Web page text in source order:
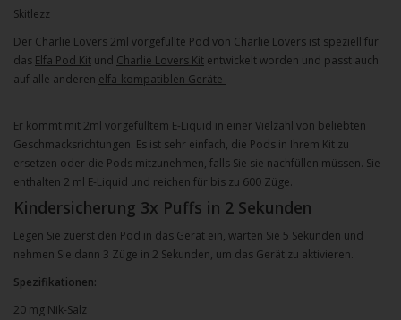
Skitlezz
Der Charlie Lovers 2ml vorgefüllte Pod von Charlie Lovers ist speziell für
das Elfa Pod Kit und Charlie Lovers Kit entwickelt worden und passt auch
auf alle anderen elfa-kompatiblen Geräte
Er kommt mit 2ml vorgefülltem E-Liquid in einer Vielzahl von beliebten
Geschmacksrichtungen. Es ist sehr einfach, die Pods in Ihrem Kit zu
ersetzen oder die Pods mitzunehmen, falls Sie sie nachfüllen müssen. Sie
enthalten 2 ml E-Liquid und reichen für bis zu 600 Züge.
Kindersicherung 3x Puffs in 2 Sekunden
Legen Sie zuerst den Pod in das Gerät ein, warten Sie 5 Sekunden und
nehmen Sie dann 3 Züge in 2 Sekunden, um das Gerät zu aktivieren.
Spezifikationen:
20 mg Nik-Salz